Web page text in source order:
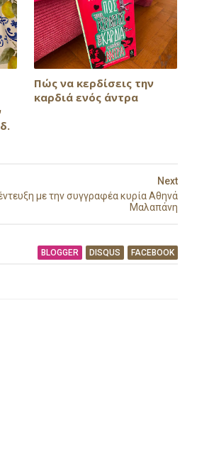
Πώς να κερδίσεις την
καρδιά ενός άντρα
Next
με την συγγραφέα κυρία Αθηνά
Μαλαπάνη
BLOGGER DISQUS FACEBOOK